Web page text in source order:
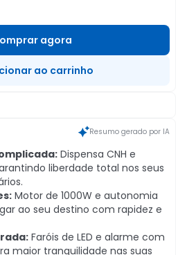
agora
ao carrinho
Resumo gerado por IA
Dispensa CNH e
liberdade total nos seus
Motor de 1000W e autonomia
ao seu destino com rapidez e
Faróis de LED e alarme com
maior tranquilidade nas suas